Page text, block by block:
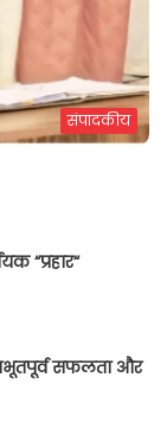
संपादकीय
“प्रहार“
सफलता और